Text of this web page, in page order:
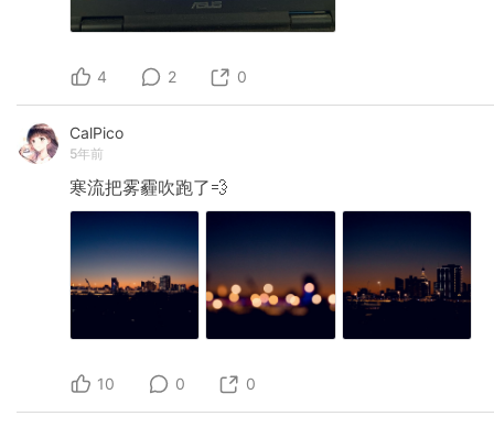
4 2 0
CalPico
5年前
寒流把雾霾吹跑了💨
10 0 0